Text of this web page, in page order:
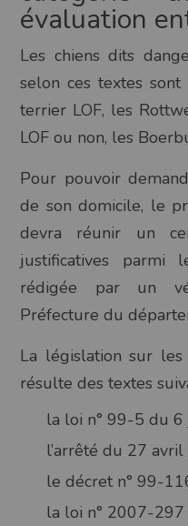
évaluation
Les chiens dits
selon ces textes
terrier LOF, les
LOF ou non, les
Pour pouvoir
de son domicile, le
devra réunir un
justificatives parmi
rédigée par un
Préfecture du
La législation sur les
résulte des textes
la loi n° 99-5 du 6
l’arrêté du 27
le décret n° 99-
la loi n° 2007-